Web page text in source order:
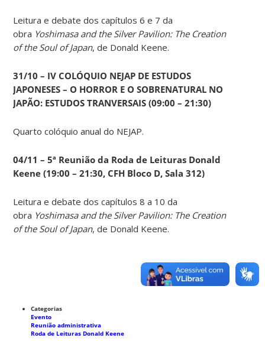
Leitura e debate dos capítulos 6 e 7 da
obra Yoshimasa and the Silver Pavilion: The Creation
of the Soul of Japan, de Donald Keene.
31/10 – IV COLÓQUIO NEJAP DE ESTUDOS
JAPONESES – O HORROR E O SOBRENATURAL NO
JAPÃO: ESTUDOS TRANVERSAIS (09:00 – 21:30)
Quarto colóquio anual do NEJAP.
04/11 – 5ª Reunião da Roda de Leituras Donald
Keene (19:00 – 21:30, CFH Bloco D, Sala 312)
Leitura e debate dos capítulos 8 a 10 da
obra Yoshimasa and the Silver Pavilion: The Creation
of the Soul of Japan, de Donald Keene.
Categorias
Evento
Reunião administrativa
Roda de Leituras Donald Keene